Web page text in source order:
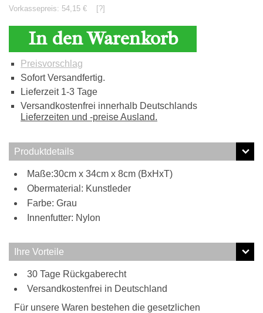
Vorkassepreis: 54,15 € [?]
In den Warenkorb
Preisvorschlag
Sofort Versandfertig.
Lieferzeit 1-3 Tage
Versandkostenfrei innerhalb Deutschlands
Lieferzeiten und -preise Ausland.
Produktdetails
Maße:30cm x 34cm x 8cm (BxHxT)
Obermaterial: Kunstleder
Farbe: Grau
Innenfutter: Nylon
Ihre Vorteile
30 Tage Rückgaberecht
Versandkostenfrei in Deutschland
Für unsere Waren bestehen die gesetzlichen